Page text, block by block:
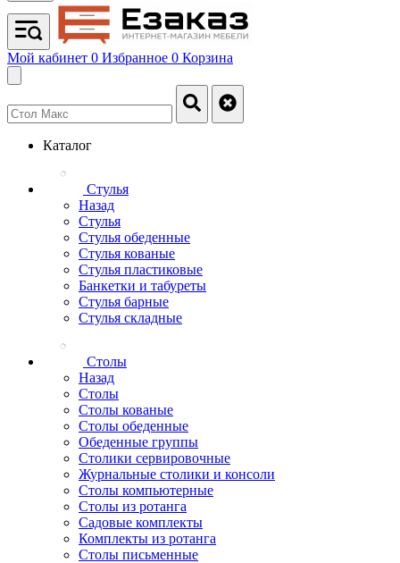
Мой кабинет 0 Избранное 0 Корзина
Каталог
Стулья
Назад
Стулья
Стулья обеденные
Стулья кованые
Стулья пластиковые
Банкетки и табуреты
Стулья барные
Стулья складные
Столы
Назад
Столы
Столы кованые
Столы обеденные
Обеденные группы
Столики сервировочные
Журнальные столики и консоли
Столы компьютерные
Столы из ротанга
Садовые комплекты
Комплекты из ротанга
Столы письменные